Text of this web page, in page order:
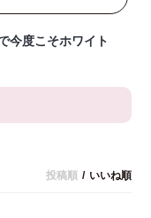
今度こそホワイト
投稿順 / いいね順